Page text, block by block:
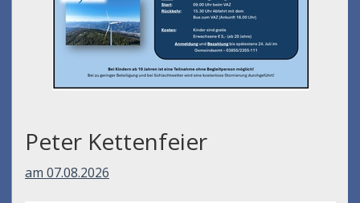
Peter Kettenfeier
am 07.08.2026